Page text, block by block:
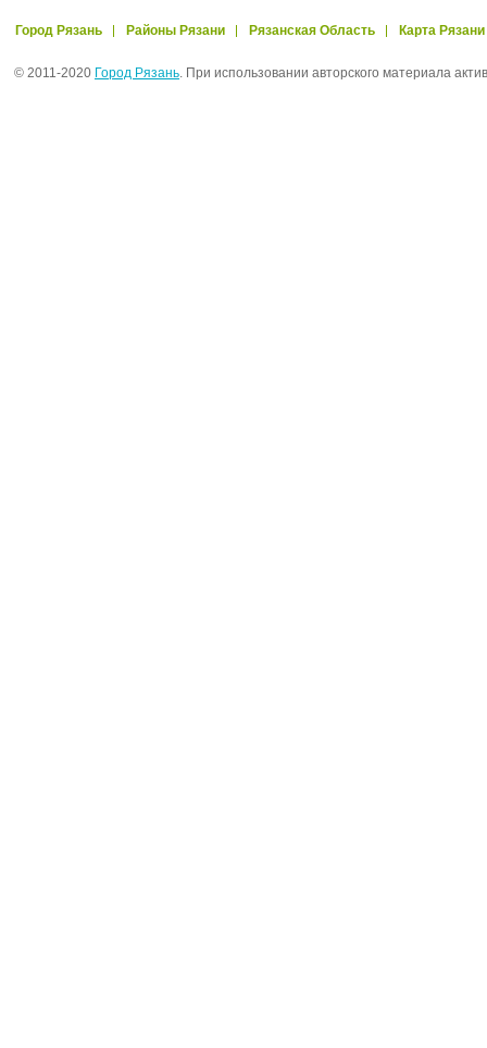
Город Рязань Районы Рязани Рязанская Область Карта Рязани
© 2011-2020 Город Рязань. При использовании авторского материала